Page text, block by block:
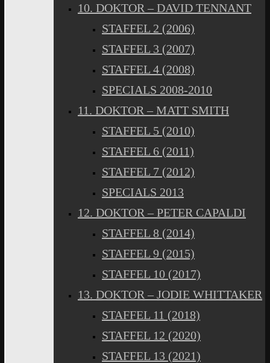
10. DOKTOR – DAVID TENNANT
STAFFEL 2 (2006)
STAFFEL 3 (2007)
STAFFEL 4 (2008)
SPECIALS 2008-2010
11. DOKTOR – MATT SMITH
STAFFEL 5 (2010)
STAFFEL 6 (2011)
STAFFEL 7 (2012)
SPECIALS 2013
12. DOKTOR – PETER CAPALDI
STAFFEL 8 (2014)
STAFFEL 9 (2015)
STAFFEL 10 (2017)
13. DOKTOR – JODIE WHITTAKER
STAFFEL 11 (2018)
STAFFEL 12 (2020)
STAFFEL 13 (2021)